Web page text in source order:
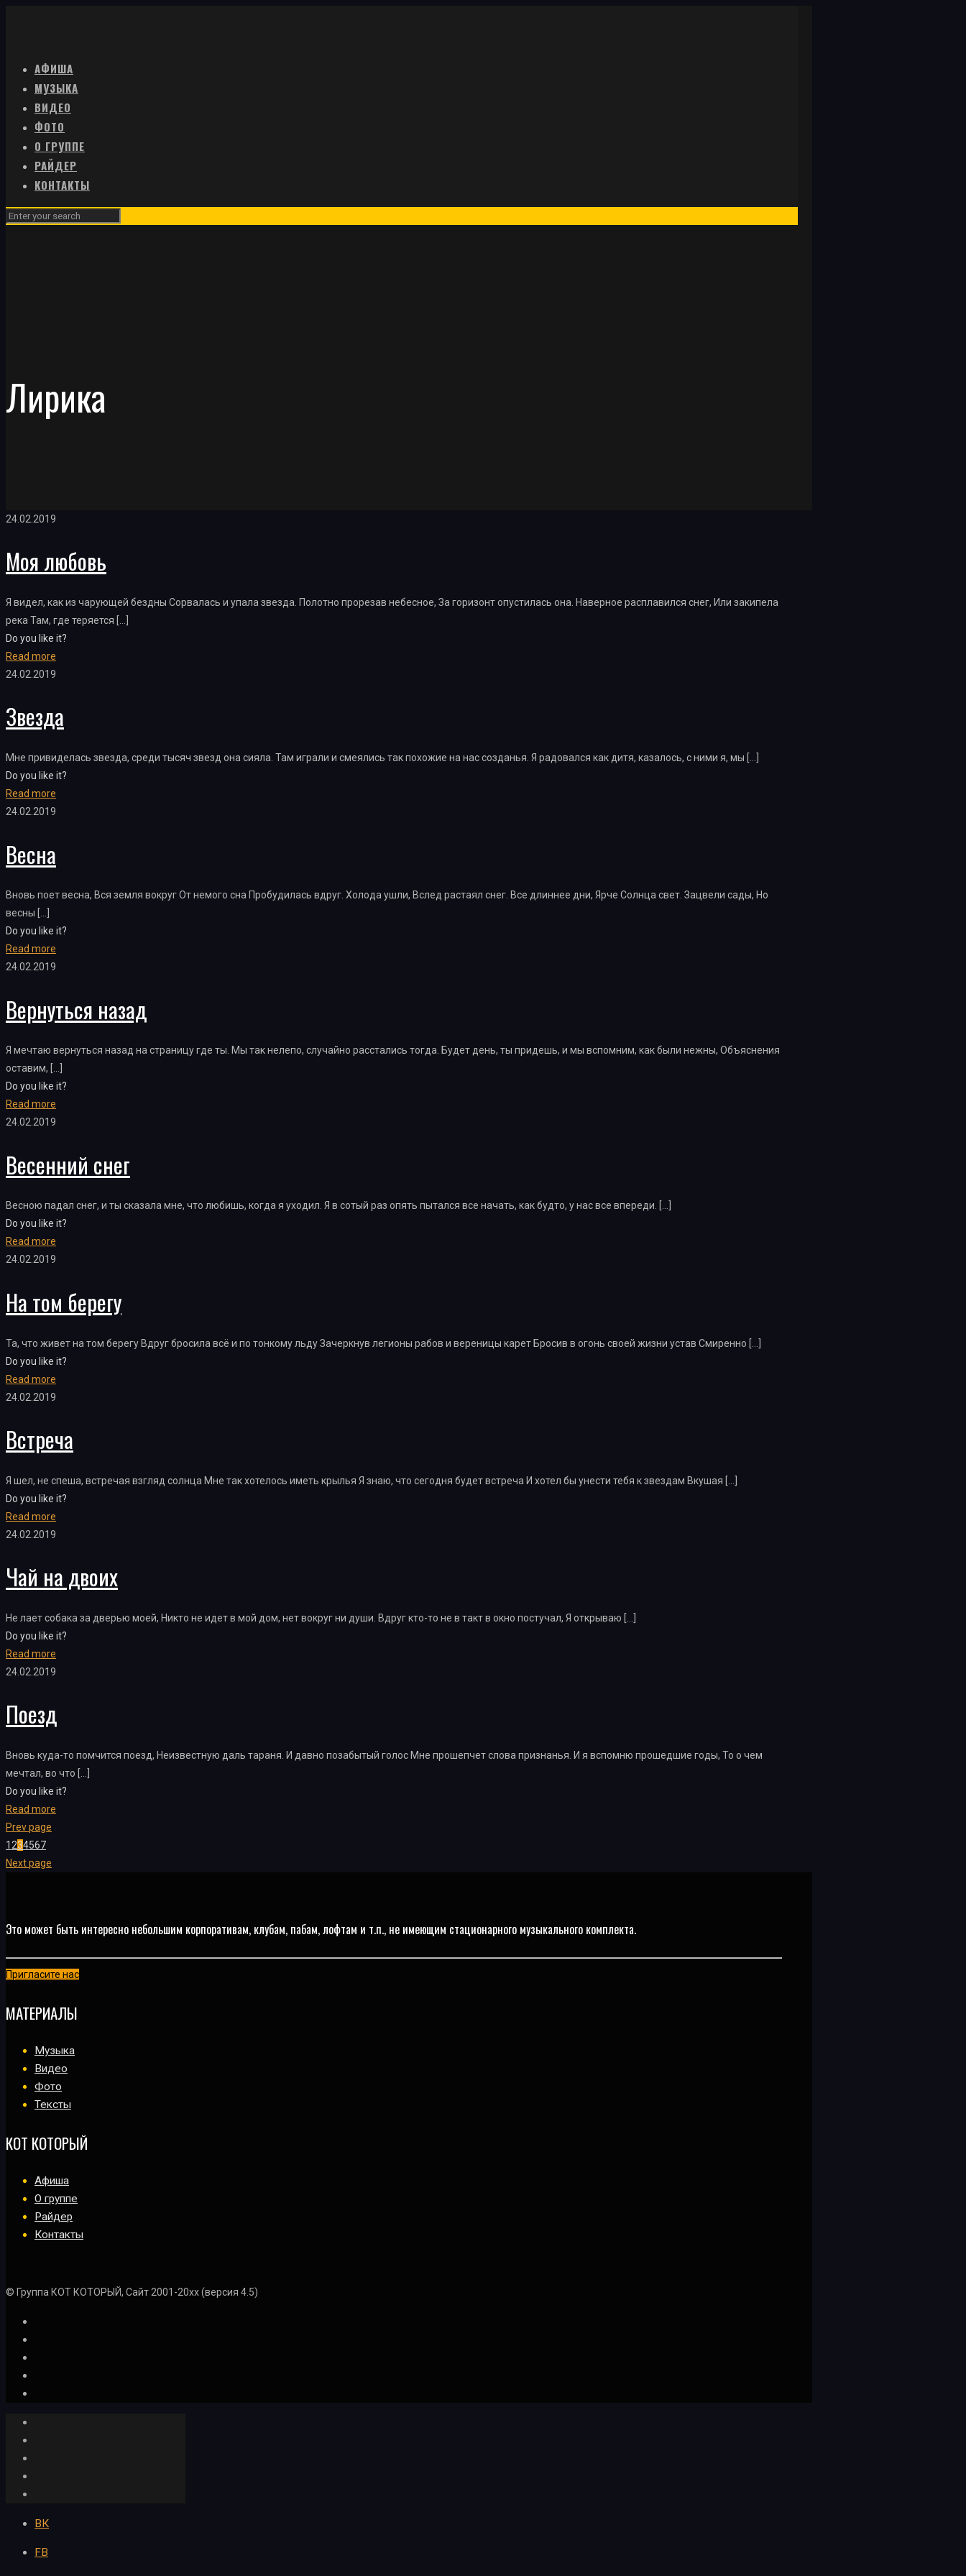
АФИША
МУЗЫКА
ВИДЕО
ФОТО
О ГРУППЕ
РАЙДЕР
КОНТАКТЫ
Лирика
24.02.2019
Моя любовь
Я видел, как из чарующей бездны Сорвалась и упала звезда. Полотно прорезав небесное, За горизонт опустилась она. Наверное расплавился снег, Или закипела
река Там, где теряется
Do you like it?
Read more
24.02.2019
Звезда
Мне привиделась звезда, среди тысяч звезд она сияла. Там играли и смеялись так похожие на нас созданья. Я радовался как дитя, казалось, с ними я, мы
Do you like it?
Read more
24.02.2019
Весна
Вновь поет весна, Вся земля вокруг От немого сна Пробудилась вдруг. Холода ушли, Вслед растаял снег. Все длиннее дни, Ярче Солнца свет. Зацвели сады, Но
весны
Do you like it?
Read more
24.02.2019
Вернуться назад
Я мечтаю вернуться назад на страницу где ты. Мы так нелепо, случайно расстались тогда. Будет день, ты придешь, и мы вспомним, как были нежны, Объяснения
оставим, […]
Do you like it?
Read more
24.02.2019
Весенний снег
Весною падал снег, и ты сказала мне, что любишь, когда я уходил. Я в сотый раз опять пытался все начать, как будто, у нас все впереди. […]
Do you like it?
Read more
24.02.2019
На том берегу
Та, что живет на том берегу Вдруг бросила всё и по тонкому льду Зачеркнув легионы рабов и вереницы карет Бросив в огонь своей жизни устав Смиренно […]
Do you like it?
Read more
24.02.2019
Встреча
Я шел, не спеша, встречая взгляд солнца Мне так хотелось иметь крылья Я знаю, что сегодня будет встреча И хотел бы унести тебя к звездам Вкушая
Do you like it?
Read more
24.02.2019
Чай на двоих
Не лает собака за дверью моей, Никто не идет в мой дом, нет вокруг ни души. Вдруг кто-то не в такт в окно постучал, Я открываю
Do you like it?
Read more
24.02.2019
Поезд
Вновь куда-то помчится поезд, Неизвестную даль тараня. И давно позабытый голос Мне прошепчет слова признанья. И я вспомню прошедшие годы, То о чем
мечтал, во что
Do you like it?
Read more
Prev page
1 234567
Next page
Это может быть интересно небольшим корпоративам, клубам, пабам, лофтам и т.п., не имеющим стационарного музыкального комплекта.
Пригласите нас
МАТЕРИАЛЫ
Музыка
Видео
Фото
Тексты
КОТ КОТОРЫЙ
Афиша
О группе
Райдер
Контакты
© Группа КОТ КОТОРЫЙ, Сайт 2001-20xx (версия 4.5)
ВК
FB